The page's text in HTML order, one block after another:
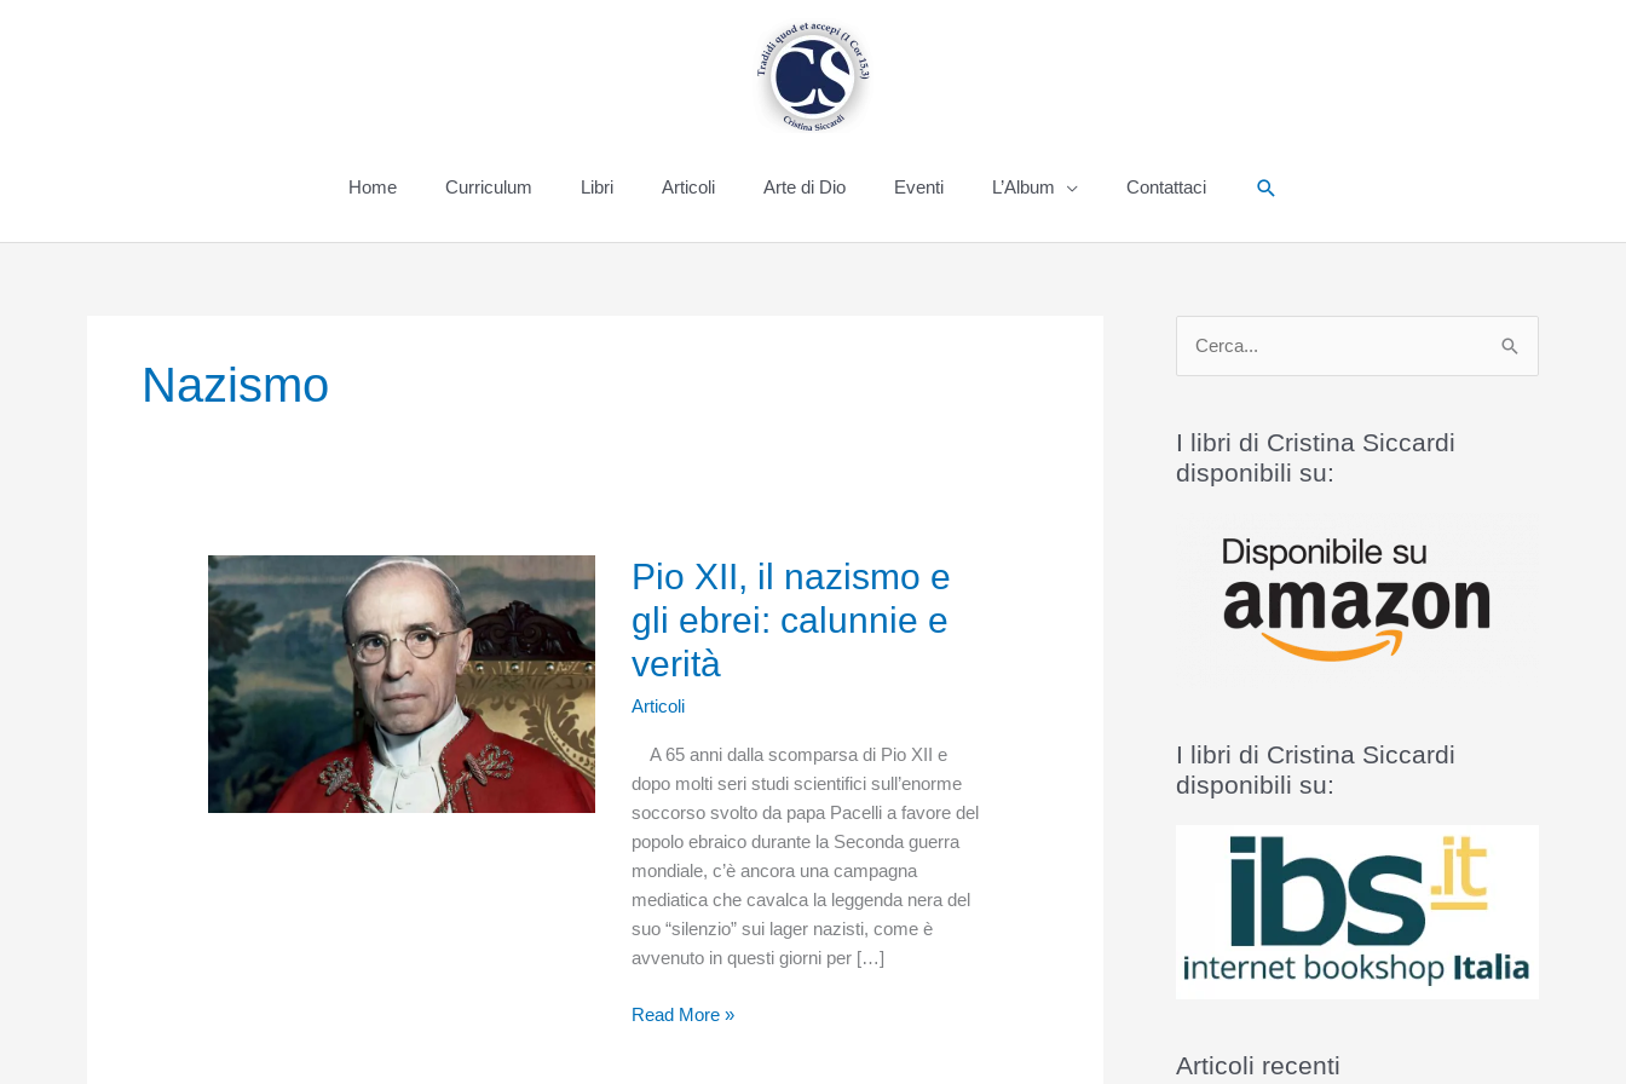
Home Curriculum Libri Articoli Arte di Dio Eventi L’Album Contattaci Cerca
Nazismo
Pio XII, il nazismo e
gli ebrei: calunnie e
verità
Articoli
A 65 anni dalla scomparsa di Pio XII e
dopo molti seri studi scientifici sull’enorme
soccorso svolto da papa Pacelli a favore del
popolo ebraico durante la Seconda guerra
mondiale, c’è ancora una campagna
mediatica che cavalca la leggenda nera del
suo “silenzio” sui lager nazisti, come è
avvenuto in questi giorni per […]
Pio
Read More »
c
a
I libri di Cristina Siccardi
disponibili su:
I libri di Cristina Siccardi
disponibili su:
Articoli recenti